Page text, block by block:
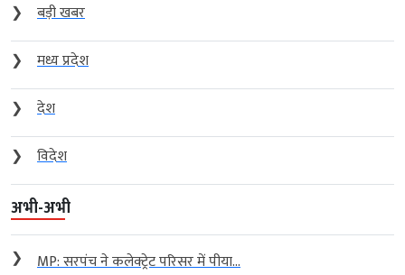
❯
बड़ी खबर
❯
मध्य प्रदेश
❯
देश
❯
विदेश
अभी-अभी
❯ MP: सरपंच ने कलेक्ट्रेट परिसर में पीया...